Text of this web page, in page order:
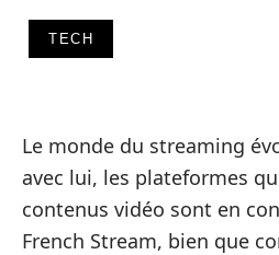
TECH
Le monde du streaming
avec lui, les plateformes
contenus vidéo sont en
French Stream, bien que